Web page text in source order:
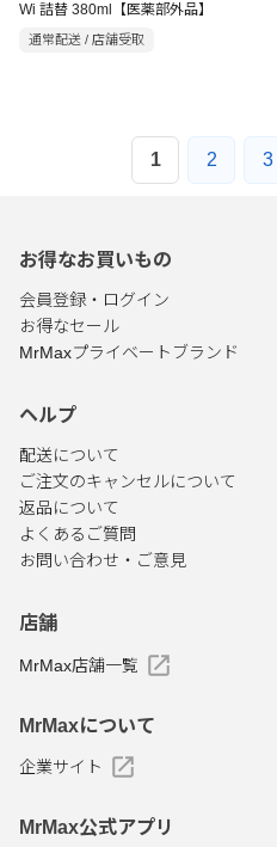
Wi 詰替 380ml【医薬部外品】
通常配送 / 店舗受取
1 2 3
お得なお買いもの
会員登録・ログイン
お得なセール
MrMaxプライベートブランド
ヘルプ
配送について
ご注文のキャンセルについて
返品について
よくあるご質問
お問い合わせ・ご意見
店舗
MrMax店舗一覧
MrMaxについて
企業サイト
MrMax公式アプリ